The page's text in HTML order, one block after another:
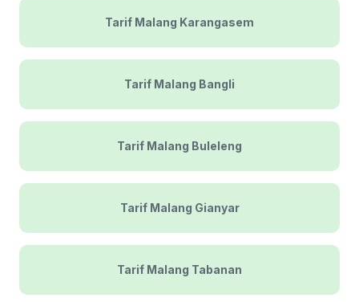
Tarif Malang Karangasem
Tarif Malang Bangli
Tarif Malang Buleleng
Tarif Malang Gianyar
Tarif Malang Tabanan